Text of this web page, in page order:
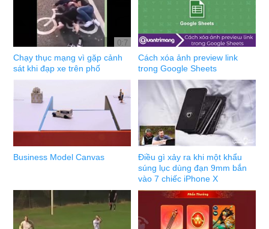
0:7
Chạy thục mạng vì gặp cảnh
sát khi đạp xe trên phố
Cách xóa ảnh preview link
trong Google Sheets
Business Model Canvas
Điều gì xảy ra khi một khẩu
súng lục dùng đạn 9mm bắn
vào 7 chiếc iPhone X